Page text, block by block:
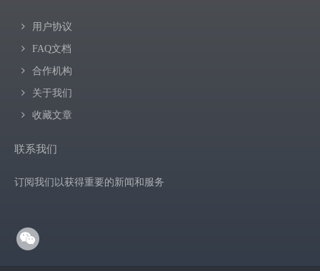
用户协议
FAQ文档
合作机构
关于我们
收藏文章
联系我们
订阅我们以获得重要的新闻和服务